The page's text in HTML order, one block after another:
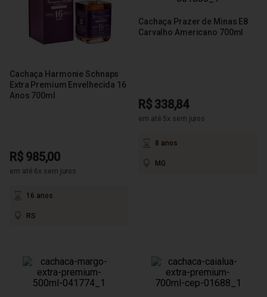
Cachaça Harmonie Schnaps
Extra Premium Envelhecida 16
Anos 700ml
R$ 985,00
em até 6x sem juros
16 anos
RS
Cachaça Prazer de Minas E8
Carvalho Americano 700ml
R$ 338,84
em até 5x sem juros
8 anos
MG